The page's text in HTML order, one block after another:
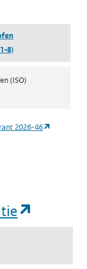
8)
(ISO)
2026-46